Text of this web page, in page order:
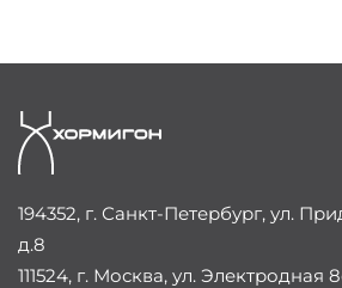
194352, г. Санкт-Петербург, ул.
д.8
111524, г. Москва, ул. Электродная